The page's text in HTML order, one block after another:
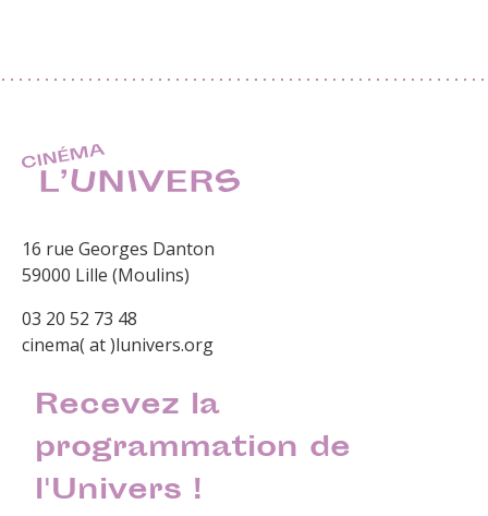
16 rue Georges Danton
59000 Lille (Moulins)
03 20 52 73 48
cinema( at )lunivers.org
Recevez la
programmation de
l'Univers !